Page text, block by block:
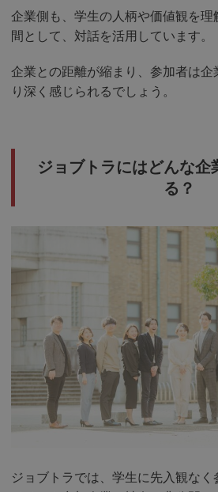
企業側も、学生の人柄や価値観を
間として、対話を活用しています。
企業との距離が縮まり、参加者は企
り深く感じられるでしょう。
ジョブトラにはどんな企
る？
ジョブトラでは、学生に先入観なく